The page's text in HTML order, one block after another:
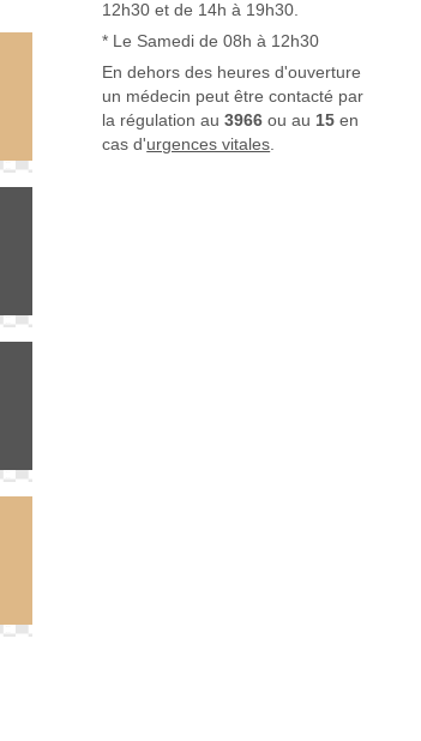
12h30 et de 14h à 19h30.
* Le Samedi de 08h à 12h30
En dehors des heures d'ouverture
un médecin peut être contacté par
la régulation au3966 ou au 15 en
cas d'urgences vitales.